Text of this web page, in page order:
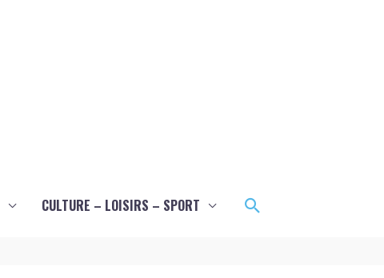
CULTURE – LOISIRS – SPORT Rechercher